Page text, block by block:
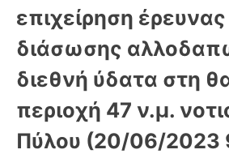
επιχείρηση έρευνας
διάσωσης
διεθνή ύδατα στη
περιοχή 47 ν.μ.
Πύλου (20/06/2023